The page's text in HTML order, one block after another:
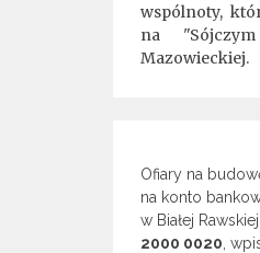
wspólnoty,
na
Mazowieckiej.
Ofiary na
na konto
w Białej Rawskiej
2000 0020 ,